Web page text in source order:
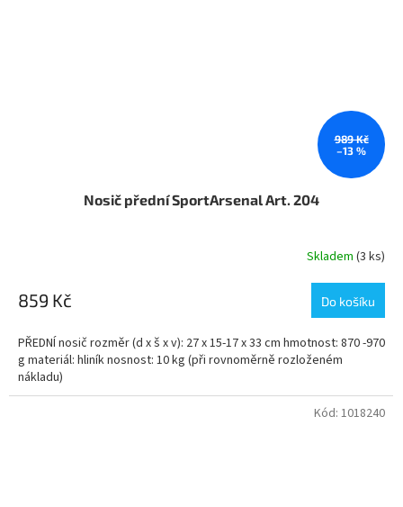
989 Kč
–13 %
Nosič přední SportArsenal Art. 204
Skladem (3 ks)
859 Kč Do košíku
PŘEDNÍ nosič rozměr (d x š x v): 27 x 15-17 x 33 cm hmotnost: 870 -970
g materiál: hliník nosnost: 10 kg (při rovnoměrně rozloženém
nákladu)
Kód: 1018240